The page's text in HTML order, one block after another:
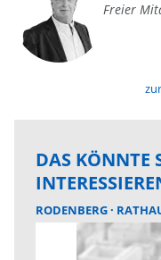
Freier
DAS KÖNNTE
RODENBERG